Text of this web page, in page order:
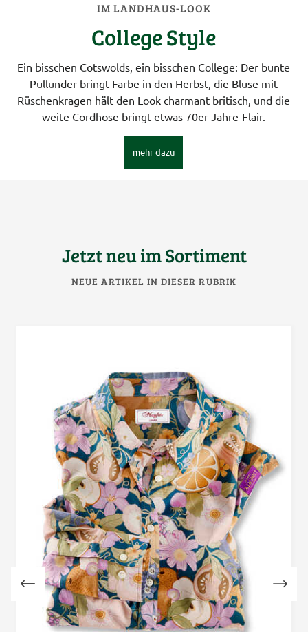
IM LANDHAUS-LOOK
College Style
Ein bisschen Cotswolds, ein bisschen College: Der bunte
Pullunder bringt Farbe in den Herbst, die Bluse mit
Rüschenkragen hält den Look charmant britisch, und die
weite Cordhose bringt etwas 70er-Jahre-Flair.
mehr dazu
Jetzt neu im Sortiment
NEUE ARTIKEL IN DIESER RUBRIK